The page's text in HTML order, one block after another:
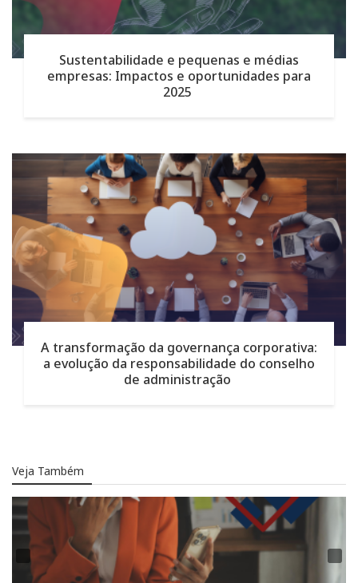
Sustentabilidade e pequenas e médias
empresas: Impactos e oportunidades para
2025
A transformação da governança corporativa:
a evolução da responsabilidade do conselho
de administração
Veja Também